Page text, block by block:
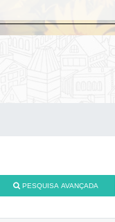
PESQUISA AVANÇADA